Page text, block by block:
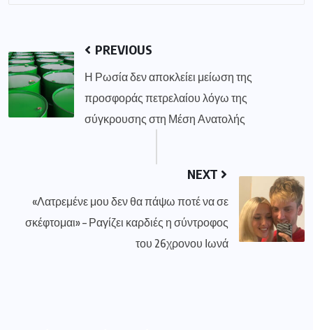
PREVIOUS
Η Ρωσία δεν αποκλείει μείωση της
προσφοράς πετρελαίου λόγω της
σύγκρουσης στη Μέση Ανατολής
NEXT
«Λατρεμένε μου δεν θα πάψω ποτέ να σε
σκέφτομαι» – Ραγίζει καρδιές η σύντροφος
του 26χρονου Ιωνά